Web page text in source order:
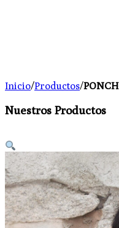
Inicio/Productos/
Nuestros Productos